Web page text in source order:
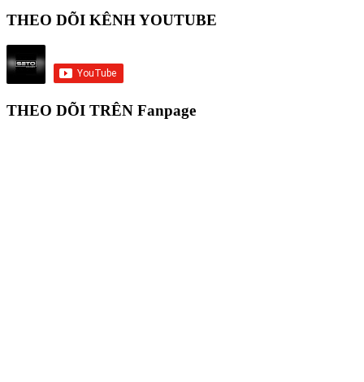
THEO DÕI KÊNH YOUTUBE
THEO DÕI TRÊN Fanpage